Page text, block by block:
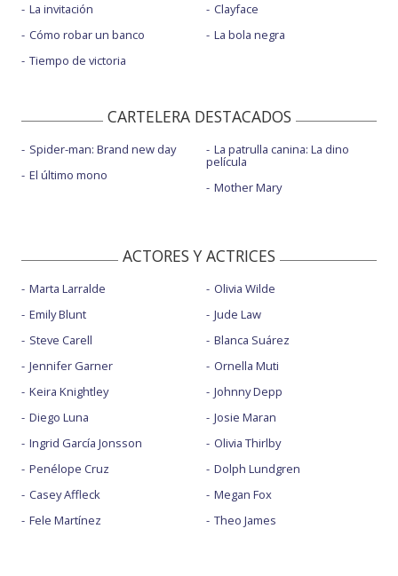
La invitación
Cómo robar un banco
Tiempo de victoria
Clayface
La bola negra
CARTELERA DESTACADOS
Spider-man: Brand new day
El último mono
La patrulla canina: La dino
película
Mother Mary
ACTORES Y ACTRICES
Marta Larralde
Emily Blunt
Steve Carell
Jennifer Garner
Keira Knightley
Diego Luna
Ingrid García Jonsson
Penélope Cruz
Casey Affleck
Fele Martínez
Olivia Wilde
Jude Law
Blanca Suárez
Ornella Muti
Johnny Depp
Josie Maran
Olivia Thirlby
Dolph Lundgren
Megan Fox
Theo James